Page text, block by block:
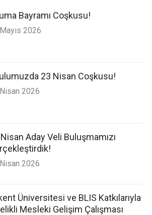
Bayramı Coşkusu!
2026
23 Nisan Coşkusu!
2026
Aday Veli Buluşmamızı
2026
Üniversitesi ve BLIS Katkılarıyla
Mesleki Gelişim Çalışması